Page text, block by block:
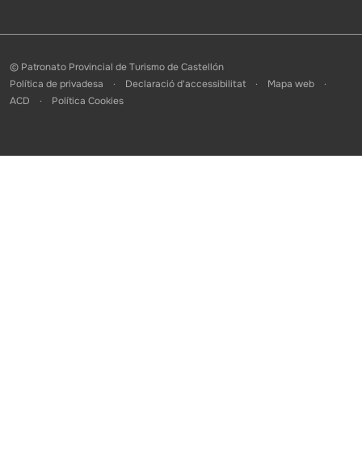
© Patronato Provincial de Turismo de Castellón
Política de privadesa
Declaració d'accessibilitat
Mapa web
ACD
Política Cookies